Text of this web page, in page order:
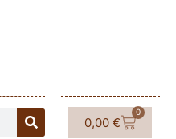
0,00€
0